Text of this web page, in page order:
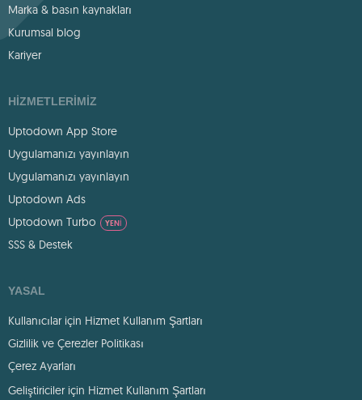
Marka & basın kaynakları
Kurumsal blog
Kariyer
HIZMETLERIMIZ
Uptodown App Store
Uygulamanızı yayınlayın
Uygulamanızı yayınlayın
Uptodown Ads
Uptodown Turbo
YENI
SSS & Destek
YASAL
Kullanıcılar için Hizmet Kullanım Şartları
Gizlilik ve Çerezler Politikası
Çerez Ayarları
Geliştiriciler için Hizmet Kullanım Şartları